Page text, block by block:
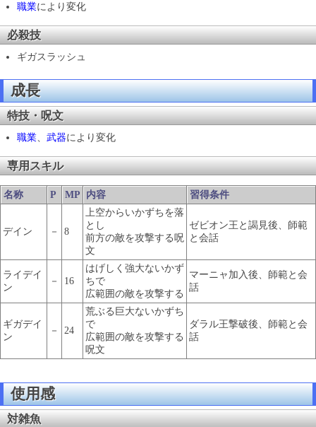
職業により変化
必殺技
ギガスラッシュ
成長
特技・呪文
職業、 武器により変化
専用スキル
名称 P MP 内容 習得条件
デイン － 8
上空からいかずちを落
とし
前方の敵を攻撃する呪
文
ゼビオン王と謁見後、師範
と会話
ライデイ
ン
－ 16
はげしく強大ないかず
ちで
広範囲の敵を攻撃する
マーニャ加入後、師範と会
話
ギガデイ
ン
－ 24
荒ぶる巨大ないかずち
で
広範囲の敵を攻撃する
呪文
ダラル王撃破後、師範と会
話
使用感
対雑魚